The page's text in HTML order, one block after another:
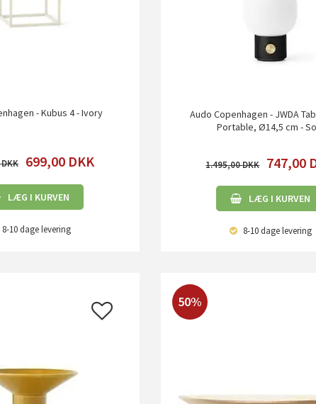
- Kubus 4 - Ivory
699,00 DKK
LÆG I KURVEN
8-10 dagelevering
Audo Copenhagen - JWDA
Portable, Ø14,5 cm -
1.495,00 747,00
LÆG I KURVEN
8-10 dagelevering
50%